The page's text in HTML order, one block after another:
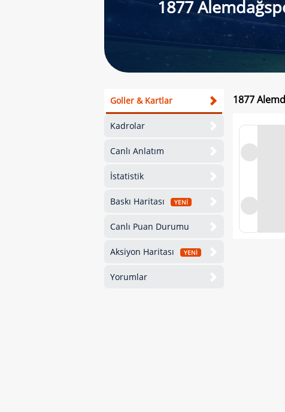
1877
Goller & Kartlar
Kadrolar
Canlı Anlatım
İstatistik
Baskı Haritası YENİ
Canlı Puan Durumu
Aksiyon Haritası YENİ
Yorumlar
1877